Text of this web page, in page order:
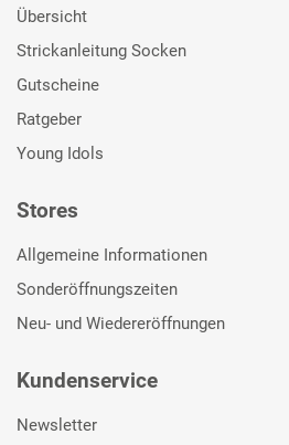
Übersicht
Strickanleitung Socken
Gutscheine
Ratgeber
Young Idols
Stores
Allgemeine Informationen
Sonderöffnungszeiten
Neu- und Wiedereröffnungen
Kundenservice
Newsletter